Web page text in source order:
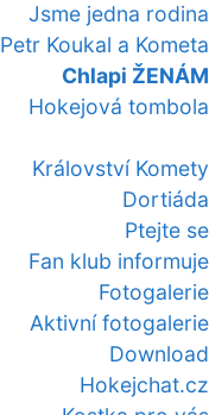
Jsme jedna rodina
Petr Koukal a Kometa
Chlapi ŽENÁM
Hokejová tombola
Království Komety
Dortiáda
Ptejte se
Fan klub informuje
Fotogalerie
Aktivní fotogalerie
Download
Hokejchat.cz